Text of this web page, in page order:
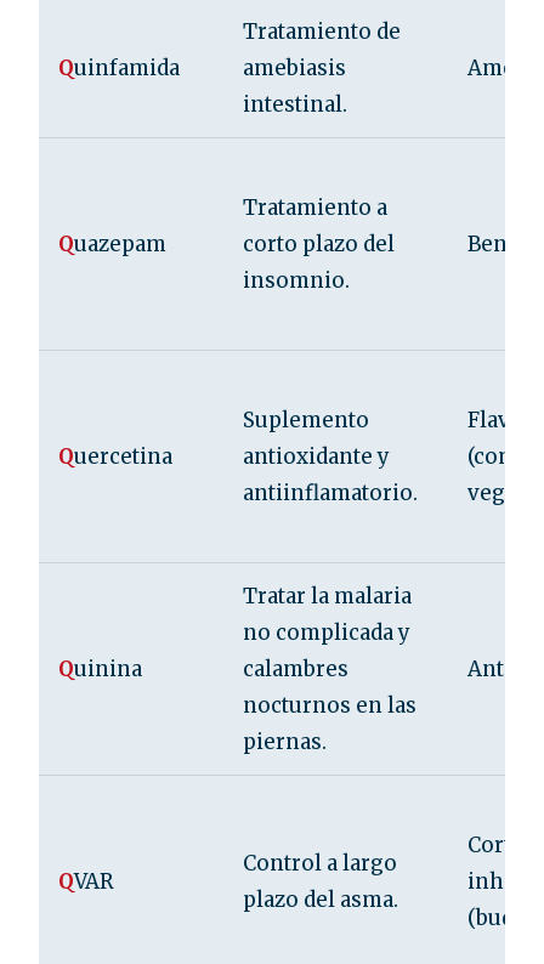
Quinfamida
Tratamiento de
amebiasis
intestinal.
Quazepam
Tratamiento a
corto plazo del
insomnio.
Quercetina
Suplemento
antioxidante y
antiinflamatorio.
Quinina
Tratar la malaria
no complicada y
calambres
nocturnos en las
piernas.
QVAR
Control a largo
plazo del asma.